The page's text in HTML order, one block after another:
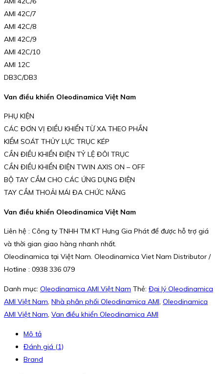
AMI 42C/7
AMI 42C/8
AMI 42C/9
AMI 42C/10
AMI 12C
DB3C/DB3
Van điều khiển Oleodinamica Việt Nam
PHỤ KIỆN
CÁC ĐƠN VỊ ĐIỀU KHIỂN TỪ XA THEO PHẦN
KIỂM SOÁT THỦY LỰC TRỤC KÉP
CẦN ĐIỀU KHIỂN ĐIỆN TỶ LỆ ĐÔI TRỤC
CẦN ĐIỀU KHIỂN ĐIỆN TWIN AXIS ON – OFF
BỘ TAY CẦM CHO CÁC ỨNG DỤNG ĐIỆN
TAY CẦM THOẢI MÁI ĐA CHỨC NĂNG
Van điều khiển Oleodinamica Việt Nam
Liên hệ : Công ty TNHH TM KT Hưng Gia Phát để được hỗ trợ giá
và thời gian giao hàng nhanh nhất.
Oleodinamica tại Việt Nam. Oleodinamica Viet Nam Distributor /
Hotline : 0938 336 079
Danh mục: Oleodinamica AMI Việt Nam Thẻ: Đại lý Oleodinamica
AMI Việt Nam, Nhà phân phối Oleodinamica AMI, Oleodinamica
AMI Việt Nam, Van điều khiển Oleodinamica AMI
Mô tả
Đánh giá (1)
Brand